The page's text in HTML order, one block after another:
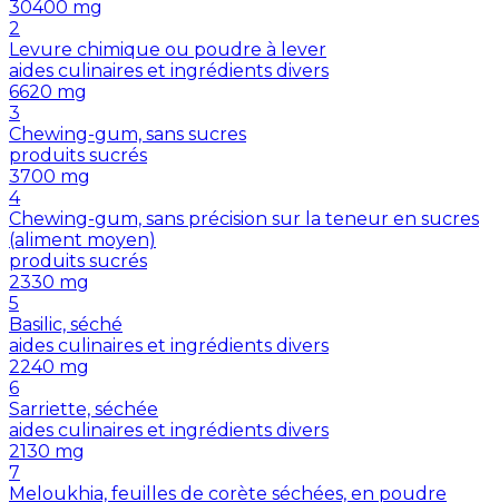
30400 mg
2
Levure chimique ou poudre à lever
aides culinaires et ingrédients divers
6620 mg
3
Chewing-gum, sans sucres
produits sucrés
3700 mg
4
Chewing-gum, sans précision sur la teneur en sucres
(aliment moyen)
produits sucrés
2330 mg
5
Basilic, séché
aides culinaires et ingrédients divers
2240 mg
6
Sarriette, séchée
aides culinaires et ingrédients divers
2130 mg
7
Meloukhia, feuilles de corète séchées, en poudre